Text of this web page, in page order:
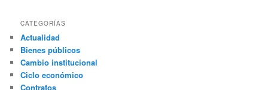
CATEGORÍAS
Actualidad
Bienes públicos
Cambio institucional
Ciclo económico
Contratos